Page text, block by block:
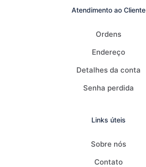
Atendimento ao Cliente
Ordens
Endereço
Detalhes da conta
Senha perdida
Links úteis
Sobre nós
Contato